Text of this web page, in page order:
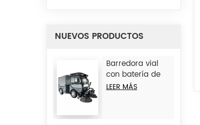
NUEVOS PRODUCTOS
Barredora vial
con batería de
litio JC-D9
LEER MÁS